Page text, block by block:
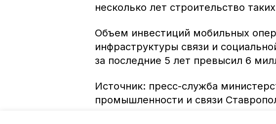
несколько лет строительство
Объем инвестиций мобильных
инфраструктуры связи и
за последние 5 лет превысил 6
Источник: пресс-служба
промышленности и связи